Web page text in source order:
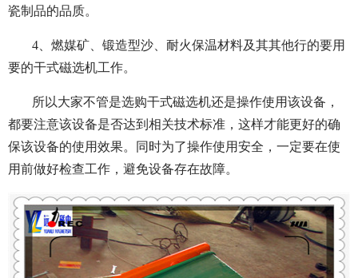
瓷制品的品质。
4、燃媒矿、锻造型沙、耐火保温材料及其其他行的要用
要的干式磁选机工作。
所以大家不管是选购干式磁选机还是操作使用该设备，
都要注意该设备是否达到相关技术标准，这样才能更好的确
保该设备的使用效果。同时为了操作使用安全，一定要在使
用前做好检查工作，避免设备存在故障。